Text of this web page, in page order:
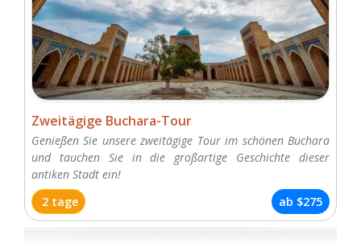
Zweitägige Buchara-Tour
Genießen Sie unsere zweitägige Tour im schönen Buchara
und tauchen Sie in die großartige Geschichte dieser
antiken Stadt ein!
2 tage
ab $275